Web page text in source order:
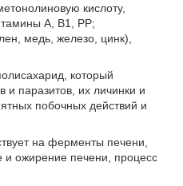
кислоту,
А, В1, РР;
медь, железо, цинк),
который
и паразитов, их личинки и
побочных действий и
на ферменты печени,
ожирение печени, процесс